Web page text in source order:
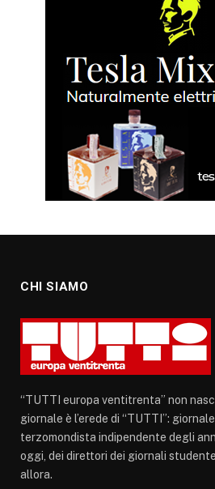
CHI SIAMO
“TUTTI europa ventitrenta” non
giornale è l’erede di “TUTTI”:
terzomondista indipendente degli
oggi, dei direttori dei giornali
allora.